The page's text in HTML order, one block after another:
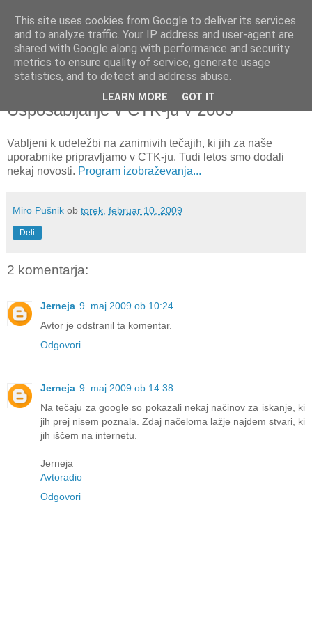
torek, 10. februar 2009
Usposabljanje v CTK-ju v 2009
Vabljeni k udeležbi na zanimivih tečajih, ki jih za naše
uporabnike pripravljamo v CTK-ju. Tudi letos smo dodali
nekaj novosti. Program izobraževanja...
Miro Pušnik ob torek, februar 10, 2009
Deli
2 komentarja:
Jerneja 9. maj 2009 ob 10:24
Avtor je odstranil ta komentar.
Odgovori
Jerneja 9. maj 2009 ob 14:38
Na tečaju za google so pokazali nekaj načinov za iskanje, ki
jih prej nisem poznala. Zdaj načeloma lažje najdem stvari, ki
jih iščem na internetu.
Jerneja
Avtoradio
Odgovori
This site uses cookies from Google to deliver its services
and to analyze traffic. Your IP address and user-agent are
shared with Google along with performance and security
metrics to ensure quality of service, generate usage
statistics, and to detect and address abuse.
LEARN MORE GOT IT